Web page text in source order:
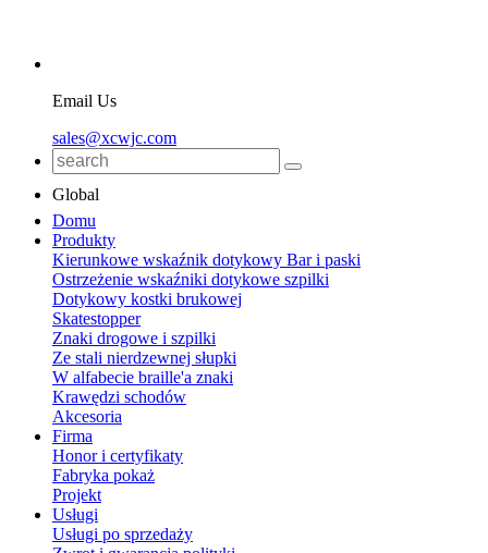
Email Us
sales@xcwjc.com
Global
Domu
Produkty
Kierunkowe wskaźnik dotykowy Bar i paski
Ostrzeżenie wskaźniki dotykowe szpilki
Dotykowy kostki brukowej
Skatestopper
Znaki drogowe i szpilki
Ze stali nierdzewnej słupki
W alfabecie braille'a znaki
Krawędzi schodów
Akcesoria
Firma
Honor i certyfikaty
Fabryka pokaż
Projekt
Usługi
Usługi po sprzedaży